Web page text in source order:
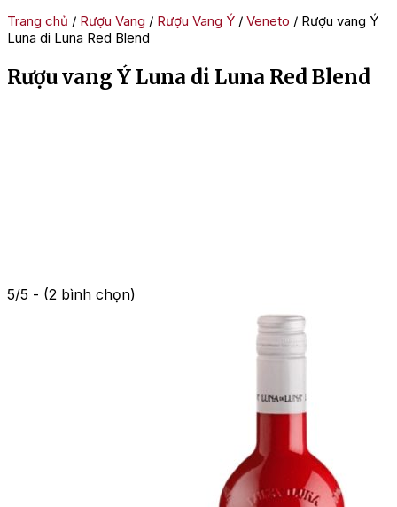
Trang chủ / Rượu Vang / Rượu Vang Ý / Veneto / Rượu vang Ý
Luna di Luna Red Blend
Rượu vang Ý Luna di Luna Red Blend
5/5 - (2 bình chọn)